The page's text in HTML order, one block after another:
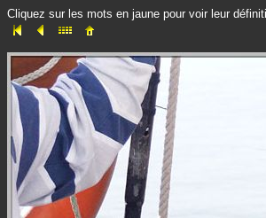
Cliquez sur les mots en jaune pour voir leur